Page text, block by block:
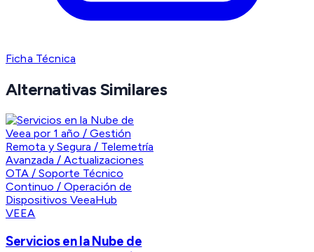
Ficha Técnica
Alternativas Similares
VEEA
Servicios en la Nube de